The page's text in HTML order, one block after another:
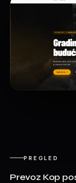
PREGLED
Prevoz Kop